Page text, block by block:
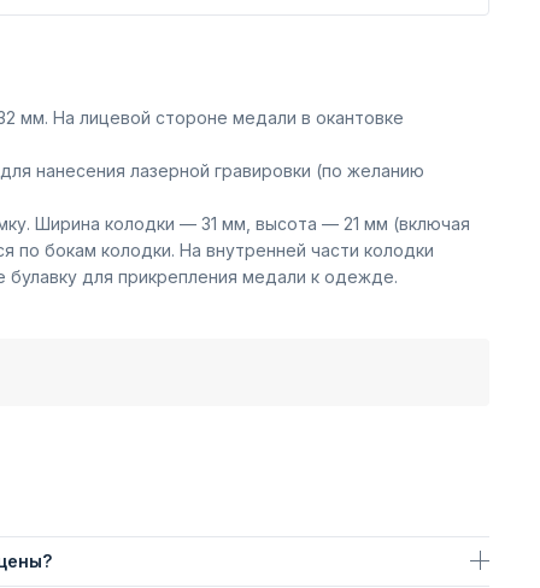
мм. На лицевой стороне медали в окантовке
нанесения лазерной гравировки (по желанию
Ширина колодки — 31 мм, высота — 21 мм (включая
бокам колодки. На внутренней части колодки
булавку для прикрепления медали к одежде.